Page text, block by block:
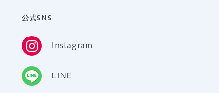
公式SNS
Instagram
LINE